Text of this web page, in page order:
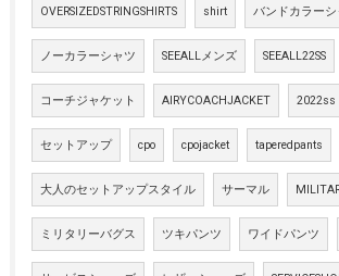
OVERSIZEDSTRINGSHIRTS shirt バンドカラーシ
ノーカラーシャツ SEEALLメンズ SEEALL22SS
コーチジャケット AIRYCOACHJACKET 2022ss
セットアップ cpo cpojacket taperedpants
大人のセットアップスタイル サーマル
ミリタリーバグス ツキパンツ ワイドパンツ